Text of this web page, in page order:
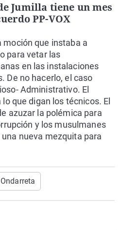
Jumilla tiene un mes
PP-VOX
moción que instaba a
para vetar las
en las instalaciones
De no hacerlo, el caso
Administrativo. El
que digan los técnicos. El
azuzar la polémica para
y los musulmanes
nueva mezquita para